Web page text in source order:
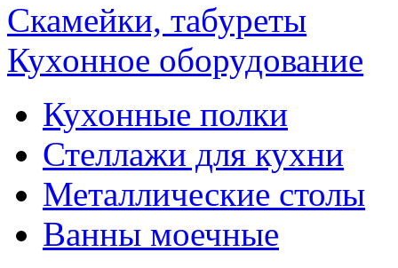
Скамейки, табуреты
Кухонное оборудование
Кухонные полки
Стеллажи для кухни
Металлические столы
Ванны моечные